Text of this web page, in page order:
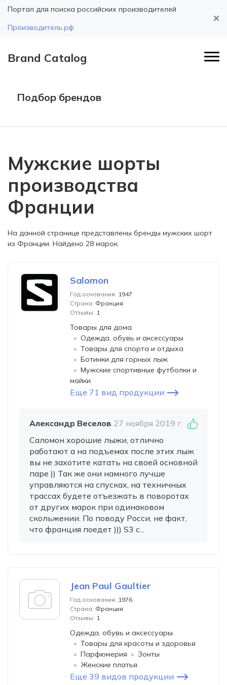
Портал для поиска российских производителей
Производитель.рф
Brand Catalog
Подбор брендов
Мужские шорты
производства
Франции
На данной странице представлены бренды мужских шорт
из Франции. Найдено 28 марок.
Salomon
Год основания: 1947
Страна: Франция
Отзывы: 1
Товары для дома
Одежда, обувь и аксессуары
Товары для спорта и отдыха
Ботинки для горных лыж
Мужские спортивные футболки и
майки
Еще 71 вид продукции
Александр Веселов 27 ноября 2019 г.
Саломон хорошие лыжи, отлично
работают а на подъемах после этих лыж
вы не захотите катать на своей основной
паре )) Так же они намного лучше
управляются на спусках, на техничных
трассах будете отъезжать в поворотах
от других марок при одинаковом
скольжении. По поводу Росси, не факт,
что франция поедет ))) S3 с...
Jean Paul Gaultier
Год основания: 1976
Страна: Франция
Отзывы: 1
Одежда, обувь и аксессуары
Товары для красоты и здоровья
Парфюмерия
Зонты
Женские платья
Еще 39 видов продукции